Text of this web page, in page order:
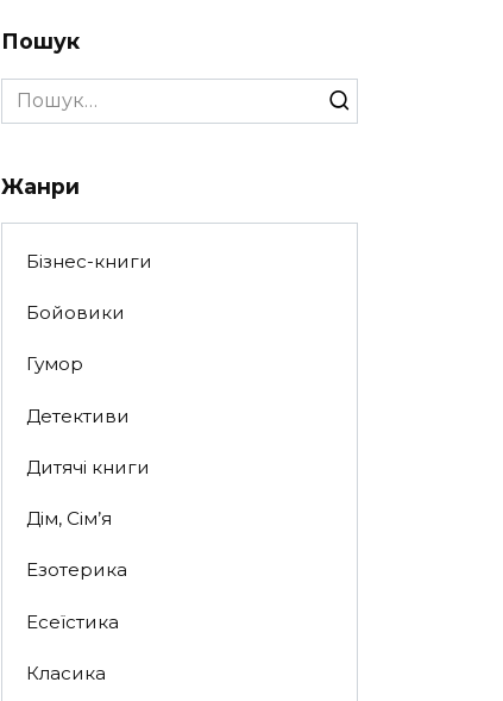
Пошук
Search
for:
Жанри
Бізнес-книги
Бойовики
Гумор
Детективи
Дитячі книги
Дім, Сім’я
Езотерика
Есеїстика
Класика